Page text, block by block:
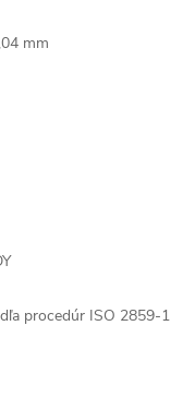
mm
procedúr ISO 2859-1